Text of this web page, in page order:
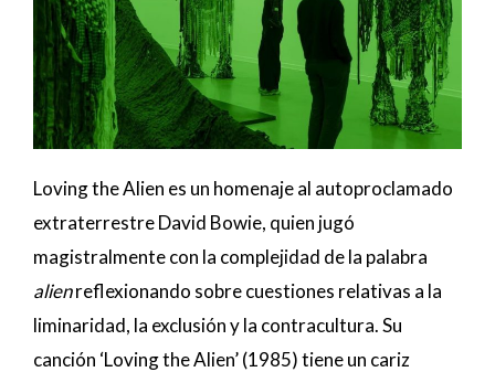
Loving the Alien es un homenaje al autoproclamado
extraterrestre David Bowie, quien jugó
magistralmente con la complejidad de la palabra
alienreflexionando sobre cuestiones relativas a la
liminaridad, la exclusión y la contracultura. Su
canción ‘Loving the Alien’ (1985) tiene un cariz